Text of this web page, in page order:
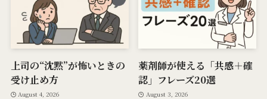
上司の“沈黙”が怖いときの
受け止め方
August 4, 2026
薬剤師が使える「共感＋確
認」フレーズ20選
August 3, 2026